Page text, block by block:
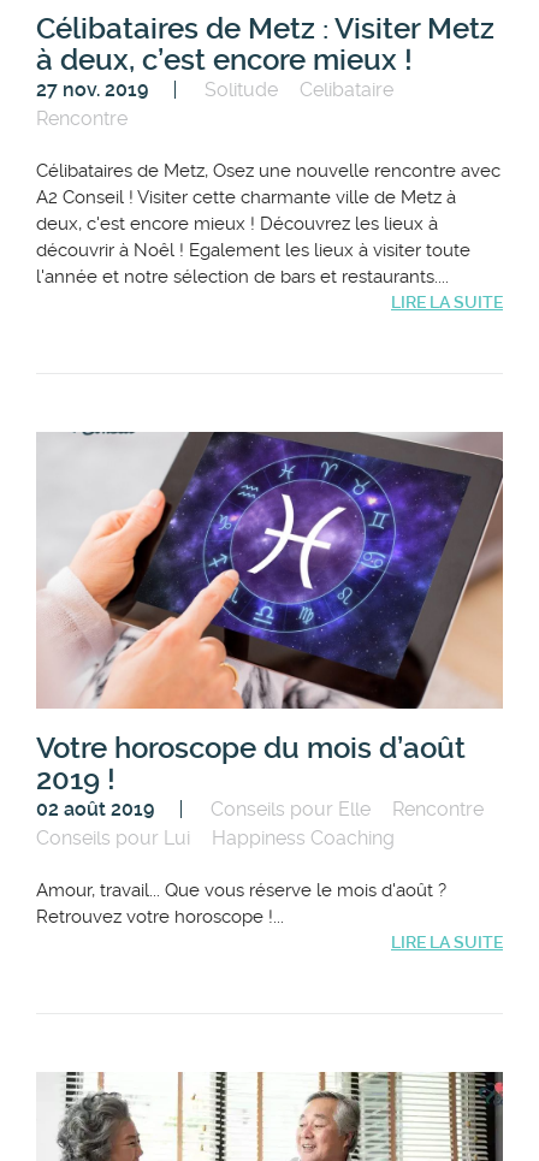
Célibataires de Metz : Visiter Metz
à deux, c’est encore mieux !
27 nov. 2019 Solitude
Celibataire
Rencontre
Célibataires de Metz, Osez une nouvelle rencontre avec
A2 Conseil ! Visiter cette charmante ville de Metz à
deux, c'est encore mieux ! Découvrez les lieux à
découvrir à Noêl ! Egalement les lieux à visiter toute
l'année et notre sélection de bars et restaurants....
LIRE LA SUITE
Votre horoscope du mois d’août
2019 !
02 août 2019 Conseils pour Elle
Rencontre
Conseils pour Lui
Happiness Coaching
Amour, travail... Que vous réserve le mois d'août ?
Retrouvez votre horoscope !...
LIRE LA SUITE